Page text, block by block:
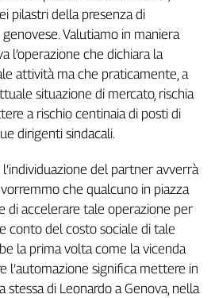
pilastri della presenza di
Valutiamo in maniera
l’operazione che dichiara la
attività ma che praticamente, a
situazione di mercato, rischia
a rischio centinaia di posti di
dirigenti sindacali.
l’individuazione del partner avverrà
che qualcuno in piazza
di accelerare tale operazione per
conto del costo sociale di tale
la prima volta come la vicenda
l’automazione significa mettere in
stessa di Leonardo a Genova, nella